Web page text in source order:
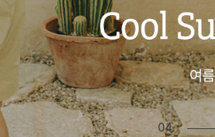
05